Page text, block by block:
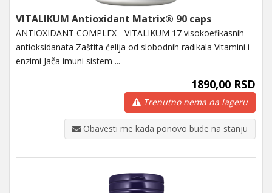
VITALIKUM Antioxidant Matrix® 90 caps
ANTIOXIDANT COMPLEX - VITALIKUM 17 visokoefikasnih
antioksidanata Zaštita ćelija od slobodnih radikala Vitamini i
enzimi Jača imuni sistem ...
1890,00 RSD
Trenutno nema na lageru
Obavesti me kada ponovo bude na stanju